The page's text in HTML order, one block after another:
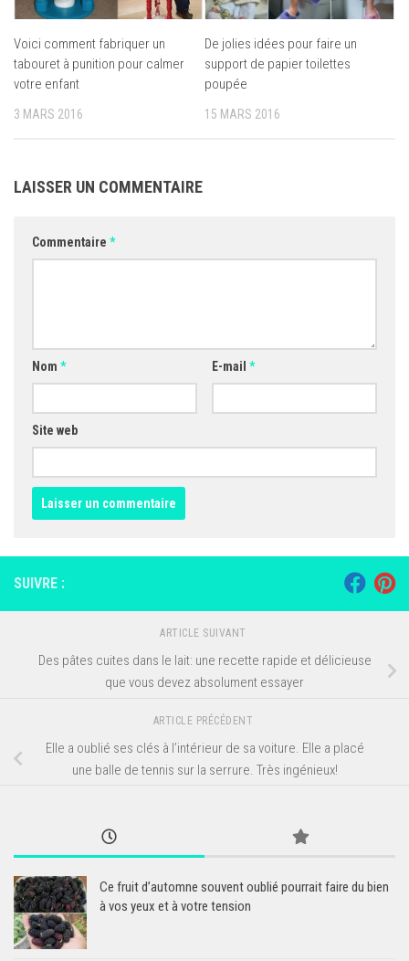
Voici comment fabriquer un
tabouret à punition pour calmer
votre enfant
3 MARS 2016
De jolies idées pour faire un
support de papier toilettes
poupée
15 MARS 2016
LAISSER UN COMMENTAIRE
Commentaire *
Nom * E-mail *
Site web
SUIVRE :
ARTICLE SUIVANT
Des pâtes cuites dans le lait: une recette rapide et délicieuse
que vous devez absolument essayer
ARTICLE PRÉCÉDENT
Elle a oublié ses clés à l’intérieur de sa voiture. Elle a placé
une balle de tennis sur la serrure. Très ingénieux!
Ce fruit d’automne souvent oublié pourrait faire du bien
à vos yeux et à votre tension